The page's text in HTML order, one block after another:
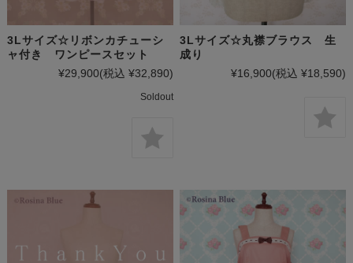
3Lサイズ☆リボンカチューシ
ャ付き ワンピースセット
¥29,900(税込 ¥32,890)
Soldout
3Lサイズ☆丸襟ブラウス 生
成り
¥16,900(税込 ¥18,590)